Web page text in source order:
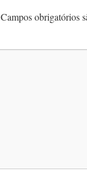
Campos obrigatórios